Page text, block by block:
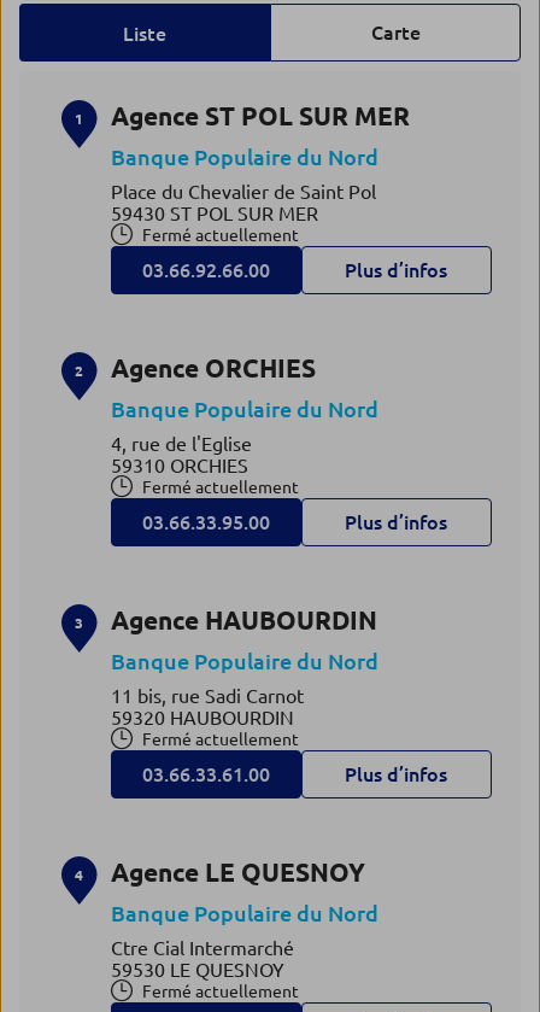
Liste Carte
1 Agence ST POL SUR MER
Banque Populaire du Nord
Place du Chevalier de Saint Pol
59430 ST POL SUR MER
Fermé actuellement
03.66.92.66.00 Plus d’infos
2 Agence ORCHIES
Banque Populaire du Nord
4, rue de l'Eglise
59310 ORCHIES
Fermé actuellement
03.66.33.95.00 Plus d’infos
3 Agence HAUBOURDIN
Banque Populaire du Nord
11 bis, rue Sadi Carnot
59320 HAUBOURDIN
Fermé actuellement
03.66.33.61.00 Plus d’infos
4 Agence LE QUESNOY
Banque Populaire du Nord
Ctre Cial Intermarché
59530 LE QUESNOY
Fermé actuellement